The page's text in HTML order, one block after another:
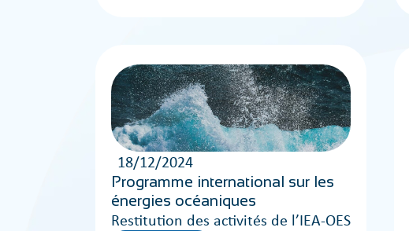
18/12/2024
Programme international sur les
énergies océaniques
Restitution des activités de l’IEA-OES